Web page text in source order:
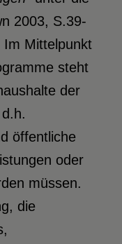
2003, S.39-
Mittelpunkt
steht
der
öffentliche
oder
müssen.
die